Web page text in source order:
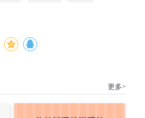
更多>